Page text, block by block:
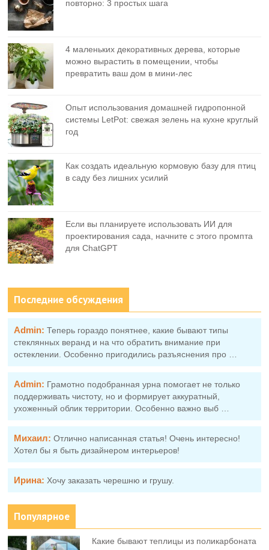
повторно: 3 простых шага
4 маленьких декоративных дерева, которые
можно вырастить в помещении, чтобы
превратить ваш дом в мини-лес
Опыт использования домашней гидропонной
системы LetPot: свежая зелень на кухне круглый
год
Как создать идеальную кормовую базу для птиц
в саду без лишних усилий
Если вы планируете использовать ИИ для
проектирования сада, начните с этого промпта
для ChatGPT
Последние обсуждения
Admin: Теперь гораздо понятнее, какие бывают типы
стеклянных веранд и на что обратить внимание при
остеклении. Особенно пригодились разъяснения про …
Admin: Грамотно подобранная урна помогает не только
поддерживать чистоту, но и формирует аккуратный,
ухоженный облик территории. Особенно важно выб …
Михаил: Отлично написанная статья! Очень интересно!
Хотел бы я быть дизайнером интерьеров!
Ирина: Хочу заказать черешню и грушу.
Популярное
Какие бывают теплицы из поликарбоната